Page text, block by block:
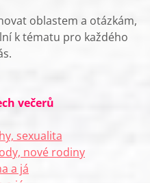
oblastem a otázkám,
k tématu pro každého
večerů
sexualita
nové rodiny
a já